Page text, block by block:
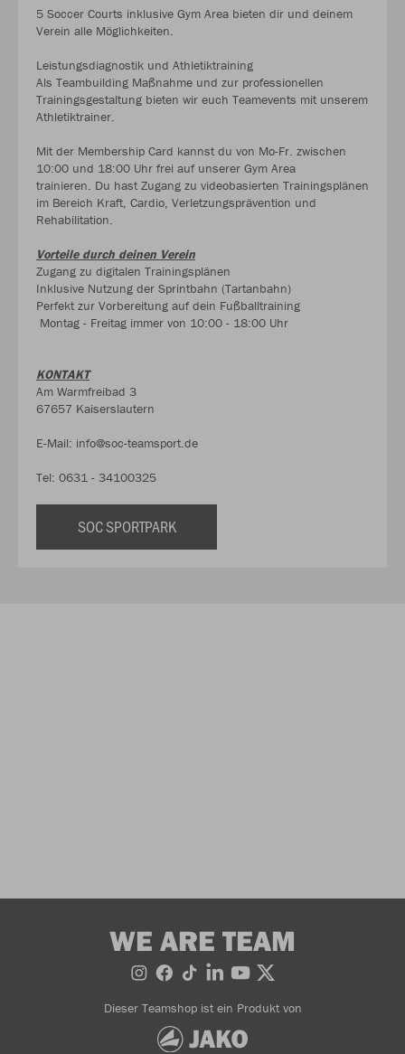
5 Soccer Courts inklusive Gym Area bieten dir und deinem
Verein alle Möglichkeiten.
Leistungsdiagnostik und Athletiktraining
Als Teambuilding Maßnahme und zur professionellen
Trainingsgestaltung bieten wir euch Teamevents mit unserem
Athletiktrainer.
Mit der Membership Card kannst du von Mo-Fr. zwischen
10:00 und 18:00 Uhr frei auf unserer Gym Area
trainieren. Du hast Zugang zu videobasierten Trainingsplänen
im Bereich Kraft, Cardio, Verletzungsprävention und
Rehabilitation.
Vorteile durch deinen Verein
Zugang zu digitalen Trainingsplänen
Inklusive Nutzung der Sprintbahn (Tartanbahn)
Perfekt zur Vorbereitung auf dein Fußballtraining
Montag - Freitag immer von 10:00 - 18:00 Uhr
KONTAKT
Am Warmfreibad 3
67657 Kaiserslautern
E-Mail: info@soc-teamsport.de
Tel: 0631 - 34100325
SOC SPORTPARK
WE ARE TEAM
Dieser Teamshop ist ein Produkt von